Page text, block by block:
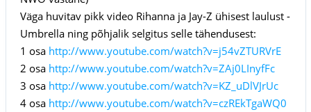
Väga huvitav pikk video Rihanna ja Jay-Z ühisest laulust -
Umbrella ning põhjalik selgitus selle tähendusest:
1 osa http://www.youtube.com/watch?v=j54vZTURVrE
2 osa http://www.youtube.com/watch?v=ZAj0LInyfFc
3 osa http://www.youtube.com/watch?v=KZ_uDlVJrUc
4 osa http://www.youtube.com/watch?v=czREkTgaWQ0